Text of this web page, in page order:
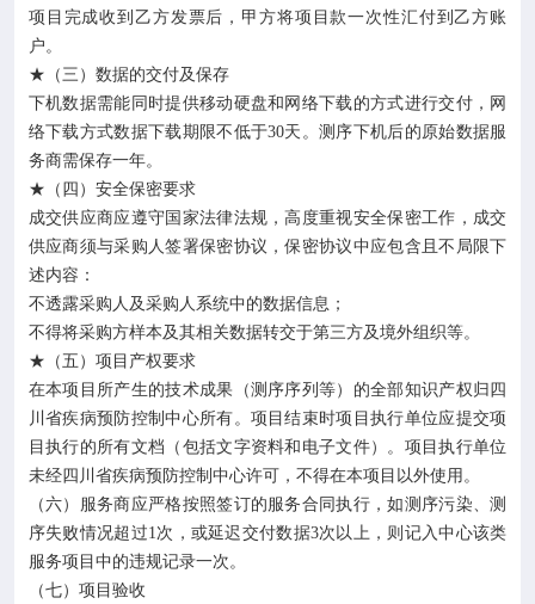
项目完成收到乙方发票后，甲方将项目款一次性汇付到乙方账
户。
★（三）数据的交付及保存
下机数据需能同时提供移动硬盘和网络下载的方式进行交付，网
络下载方式数据下载期限不低于30天。测序下机后的原始数据服
务商需保存一年。
★（四）安全保密要求
成交供应商应遵守国家法律法规，高度重视安全保密工作，成交
供应商须与采购人签署保密协议，保密协议中应包含且不局限下
述内容：
不透露采购人及采购人系统中的数据信息；
不得将采购方样本及其相关数据转交于第三方及境外组织等。
★（五）项目产权要求
在本项目所产生的技术成果（测序序列等）的全部知识产权归四
川省疾病预防控制中心所有。项目结束时项目执行单位应提交项
目执行的所有文档（包括文字资料和电子文件）。项目执行单位
未经四川省疾病预防控制中心许可，不得在本项目以外使用。
（六）服务商应严格按照签订的服务合同执行，如测序污染、测
序失败情况超过1次，或延迟交付数据3次以上，则记入中心该类
服务项目中的违规记录一次。
（七）项目验收